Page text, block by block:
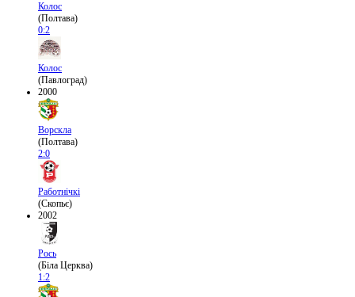
Колос
(Полтава)
0:2
Колос
(Павлоград)
2000
Ворскла
(Полтава)
2:0
Работнічкі
(Скопьє)
2002
Рось
(Біла Церква)
1:2